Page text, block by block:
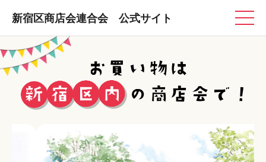
新宿区商店会連合会 公式サイト